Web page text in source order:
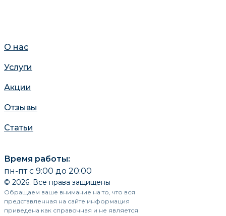
О нас
Услуги
Акции
Отзывы
Статьи
Время работы:
пн-пт с 9:00 до 20:00
© 2026. Все права защищены
Обращаем ваше внимание на то, что вся
представленная на сайте информация
приведена как справочная и не является